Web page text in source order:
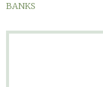
BANKS